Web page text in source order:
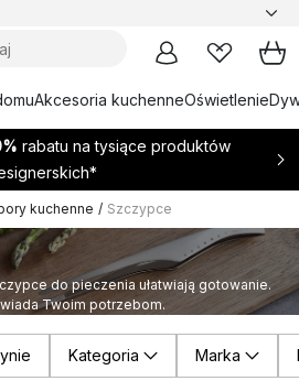
Akcesoria kuchenneOświetlenie
rabatu na tysiące produktów
kuchenne / Szczypce
do pieczenia ułatwiają gotowanie.
Twoim potrzebom.
Kategoria Marka